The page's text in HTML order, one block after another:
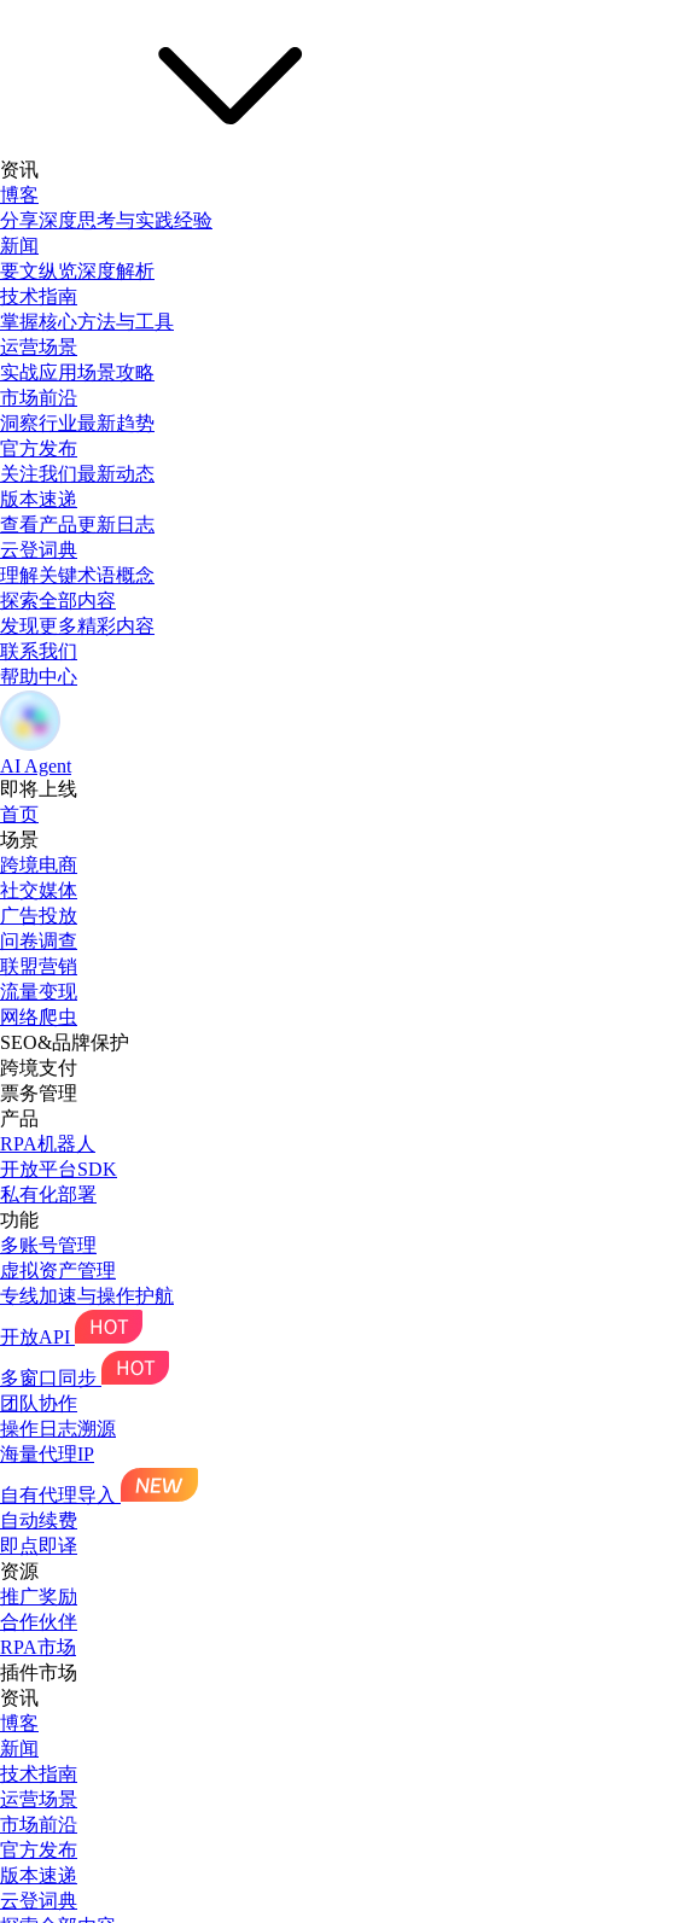
资讯
博客
分享深度思考与实践经验
新闻
要文纵览深度解析
技术指南
掌握核心方法与工具
运营场景
实战应用场景攻略
市场前沿
洞察行业最新趋势
官方发布
关注我们最新动态
版本速递
查看产品更新日志
云登词典
理解关键术语概念
探索全部内容
发现更多精彩内容
联系我们
帮助中心
AI Agent
即将上线
首页
场景
跨境电商
社交媒体
广告投放
问卷调查
联盟营销
流量变现
网络爬虫
SEO&品牌保护
跨境支付
票务管理
产品
RPA机器人
开放平台SDK
私有化部署
功能
多账号管理
虚拟资产管理
专线加速与操作护航
开放API
多窗口同步
团队协作
操作日志溯源
海量代理IP
自有代理导入
自动续费
即点即译
资源
推广奖励
合作伙伴
RPA市场
插件市场
资讯
博客
新闻
技术指南
运营场景
市场前沿
官方发布
版本速递
云登词典